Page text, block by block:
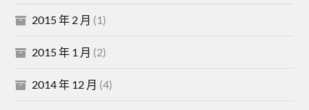
2015 年 2 月 (1)
2015 年 1 月 (2)
2014 年 12 月 (4)